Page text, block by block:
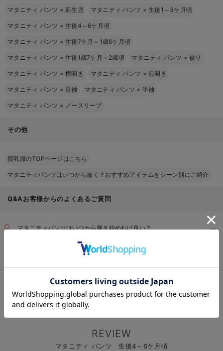
マタニティ パンツ × 新生児 マタニティ パンツ ×生後1～3ケ月頃
マタニティ パンツ ×生後4～6ケ月頃
マタニティ パンツ ×生後7ケ月～1歳6ケ月頃
マタニティ パンツ ×生後1歳7ケ月～2歳頃 マタニティ パンツ ×被り
マタニティ パンツ ×横開き マタニティ パンツ ×前開き
マタニティ パンツ ×長袖 マタニティ パンツ × 半袖
マタニティ パンツ × ノースリーブ
その他
授乳服のTOPページはこちら
マタニティパンツはいつから履く？おすすめアイテムをシーン別にご紹介
Q&Aお客様からのよくあるご質問
マタニティパンツはいつから履き始めれば良い？
普通のパンツ（大きめサイズ）とマタニティパンツの違いは？
着脱しやすい設計：
マタニティパンツを選ぶときのポイントや、サイズの目安は？
お気に入り商品を確認する
REVIEW
マタニティ パンツ 生後4～6ケ月頃